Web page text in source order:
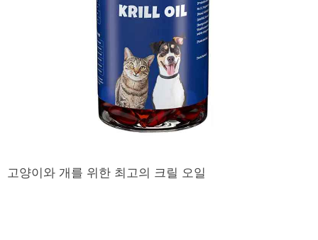
고양이와 개를 위한 최고의 크릴 오일